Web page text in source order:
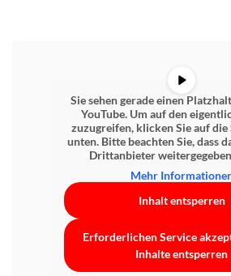
Sie sehen gerade einen
YouTube. Um auf den
zuzugreifen, klicken Sie auf die
unten. Bitte beachten Sie, dass
Drittanbieter
Mehr
Inhalt entsperren
Erforderlichen Service
Inhalte entsperren